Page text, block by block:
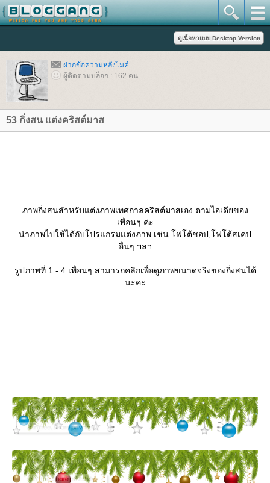
ฝากข้อความหลังไมค์
ผู้ติดตามบล็อก : 162 คน
53 กิ่งสน แต่งคริสต์มาส
ภาพกิ่งสนสำหรับแต่งภาพเทศกาลคริสต์มาสเอง ตามไอเดียของ
เพื่อนๆ ค่ะ
นำภาพไปใช้ได้กับโปรแกรมแต่งภาพ เช่น โฟโต้ชอป,โฟโต้สเคป
อื่นๆ ฯลฯ
รูปภาพที่ 1 - 4 เพื่อนๆ สามารถคลิกเพื่อดูภาพขนาดจริงของกิ่งสนได้
นะคะ